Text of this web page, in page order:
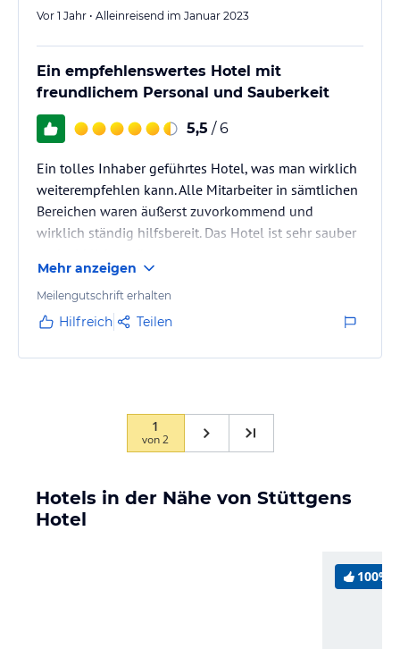
Vor 1 Jahr • Alleinreisend im Januar 2023
Ein empfehlenswertes Hotel mit
freundlichem Personal und Sauberkeit
5,5 / 6
Ein tolles Inhaber geführtes Hotel, was man wirklich
weiterempfehlen kann. Alle Mitarbeiter in sämtlichen
Bereichen waren äußerst zuvorkommend und
wirklich ständig hilfsbereit. Das Hotel ist sehr sauber
Mehr anzeigen
Meilengutschrift erhalten
Hilfreich Teilen
1
von2
Hotels in der Nähe von Stüttgens
Hotel
100%